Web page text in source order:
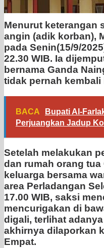
Menurut keterangan
angin (adik korban),
pada Senin(15/9/
22.30 WIB. Ia
bernama Ganda
tidak pernah kembali
BACA
Bupati Al-
Perjuangkan Jadup
Setelah melakukan
dan rumah orang
keluarga bersama
area Perladangan
17.00 WIB, saksi
mencurigakan di
digali, terlihat
akhirnya dilaporkan
Empat.